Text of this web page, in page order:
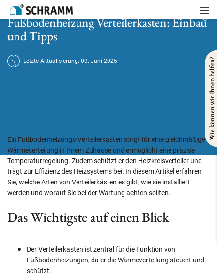
Startseite
Fußbodenheizung Verteilerkasten: Einbau
und Tipps
Letzte Aktualisierung: 03. Juni 2025
Ein Fußbodenheizungs-Verteilerkasten sorgt für eine gleichmäßige
Wärmeverteilung in Ihrem Zuhause und ermöglicht eine präzise
Temperaturregelung. Zudem schützt er den Heizkreisverteiler und
trägt zur Effizienz des Heizsystems bei. In diesem Artikel erfahren
Sie, welche Arten von Verteilerkästen es gibt, wie sie installiert
werden und worauf Sie bei der Wartung achten sollten.
Das Wichtigste auf einen Blick
Der Verteilerkasten ist zentral für die Funktion von
Fußbodenheizungen, da er die Wärmeverteilung steuert und
schützt.
Wie können wir Ihnen helfen?